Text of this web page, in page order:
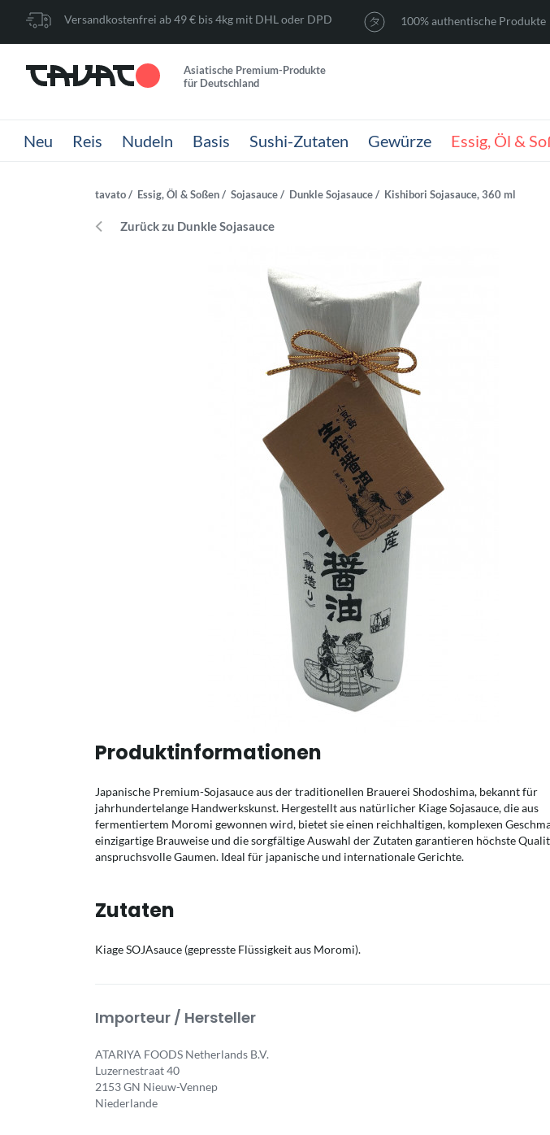
Versandkostenfrei ab 49 € bis 4kg mit DHL oder DPD 100% authentische Produkte
Asiatische Premium-Produkte
für Deutschland
Neu Reis Nudeln Basis Sushi-Zutaten Gewürze Essig, Öl &
tavato Essig, Öl & Soßen Sojasauce Dunkle Sojasauce Kishibori Sojasauce, 360 ml
Zurück zu Dunkle Sojasauce
Produktinformationen
Japanische Premium-Sojasauce aus der traditionellen Brauerei Shodoshima, bekannt für
jahrhundertelange Handwerkskunst. Hergestellt aus natürlicher Kiage Sojasauce, die aus
fermentiertem Moromi gewonnen wird, bietet sie einen reichhaltigen, komplexen
einzigartige Brauweise und die sorgfältige Auswahl der Zutaten garantieren höchste
anspruchsvolle Gaumen. Ideal für japanische und internationale Gerichte.
Zutaten
Kiage SOJAsauce (gepresste Flüssigkeit aus Moromi).
Importeur / Hersteller
ATARIYA FOODS Netherlands B.V.
Luzernestraat 40
2153 GN Nieuw-Vennep
Niederlande